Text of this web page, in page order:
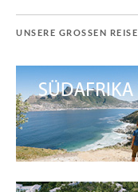
UNSERE GROSSEN REISEN